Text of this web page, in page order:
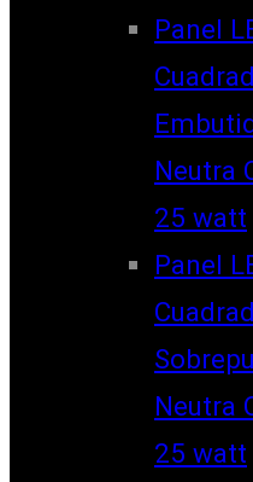
Panel
Neutra
25 watt
Panel
Neutra
25 watt